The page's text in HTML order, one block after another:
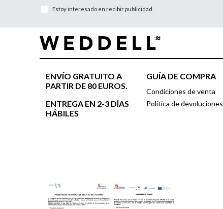
Estoy interesado en recibir publicidad.
ENVÍO GRATUITO A
PARTIR DE 80 EUROS.
ENTREGA EN 2-3 DÍAS
HÁBILES
GUÍA DE COMPRA
Condiciones de venta
Política de devoluciones